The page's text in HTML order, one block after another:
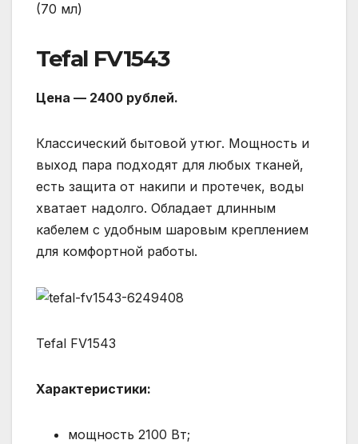
(70 мл)
Tefal FV1543
Цена — 2400 рублей.
Классический бытовой утюг. Мощность и
выход пара подходят для любых тканей,
есть защита от накипи и протечек, воды
хватает надолго. Обладает длинным
кабелем с удобным шаровым креплением
для комфортной работы.
Tefal FV1543
Характеристики:
мощность 2100 Вт;